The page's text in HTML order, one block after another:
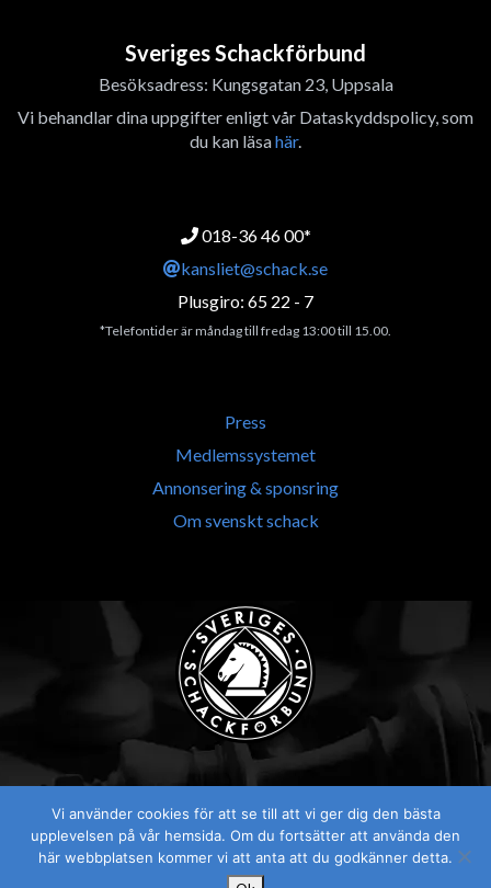
Sveriges Schackförbund
Besöksadress: Kungsgatan 23, Uppsala
Vi behandlar dina uppgifter enligt vår Dataskyddspolicy, som
du kan läsahär.
018-36 46 00*
kansliet@schack.se
Plusgiro: 65 22 - 7
*Telefontider är måndag till fredag 13:00 till 15.00.
Press
Medlemssystemet
Annonsering & sponsring
Om svenskt schack
Visselblåsaren
Vi använder cookies för att se till att vi ger dig den bästa
upplevelsen på vår hemsida. Om du fortsätter att använda den
här webbplatsen kommer vi att anta att du godkänner detta.